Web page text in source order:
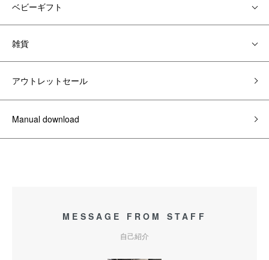
ベビーギフト
雑貨
アウトレットセール
Manual download
MESSAGE FROM STAFF
自己紹介